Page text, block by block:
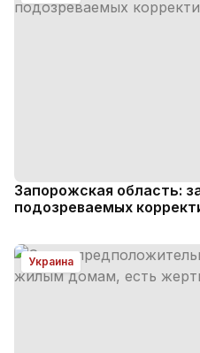
Запорожская область:
подозреваемых
Украина